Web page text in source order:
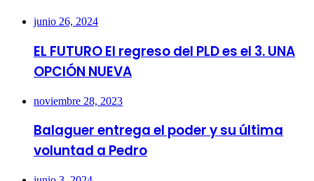
junio 26, 2024
EL FUTURO El regreso del PLD es el 3. UNA
OPCIÓN NUEVA
noviembre 28, 2023
Balaguer entrega el poder y su última
voluntad a Pedro